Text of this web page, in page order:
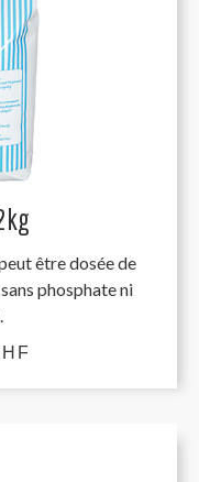
être dosée de
phosphate ni